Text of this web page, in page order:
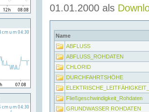
01.01.2000 als
Name
ABFLUSS
ABFLUSS_ROHDATEN
CHLORID
DURCHFAHRTSHÖHE
Fließgeschwindigkeit_Rohdaten
GRUNDWASSER ROHDATEN